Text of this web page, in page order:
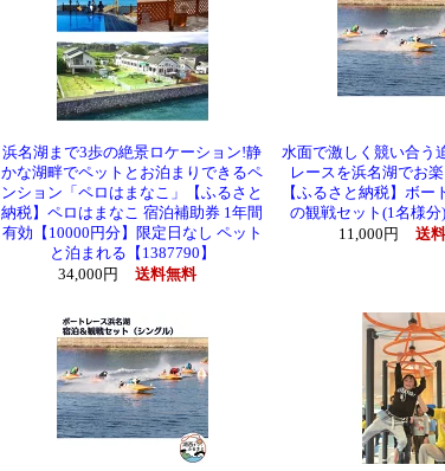
浜名湖まで3歩の絶景ロケーション!静
かな湖畔でペットとお泊まりできるペ
ンション「ペロはまなこ」【ふるさと
納税】ペロはまなこ 宿泊補助券 1年間
有効【10000円分】限定日なし ペット
と泊まれる【1387790】
34,000円
送料無料
水面で激しく競い合う
レースを浜名湖でお
【ふるさと納税】ボー
の観戦セット(1名様分)
11,000円
送